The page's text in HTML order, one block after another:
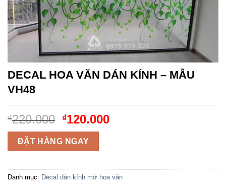
DECAL HOA VĂN DÁN KÍNH – MẪU
VH48
₫220.000 Giá
gốc
là:
₫220.000.
₫120.000Giá
₫120.000.
ĐẶT HÀNG NGAY
Danh mục: Decal dán kính mờ hoa văn